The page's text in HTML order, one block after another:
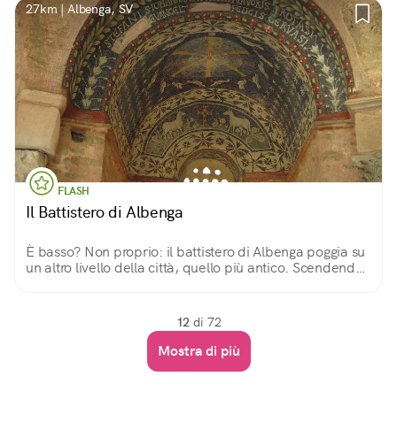
27km | Albenga, SV
FLASH
Il Battistero di Albenga
È basso? Non proprio: il battistero di Albenga poggia su
un altro livello della città, quello più antico. Scendendo
12 di 72
Mostra di più